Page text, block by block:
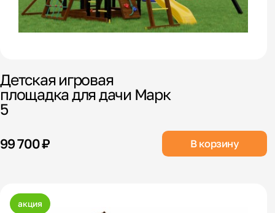
Детская игровая
площадка для дачи Марк
5
99 700 ₽ В корзину
акция